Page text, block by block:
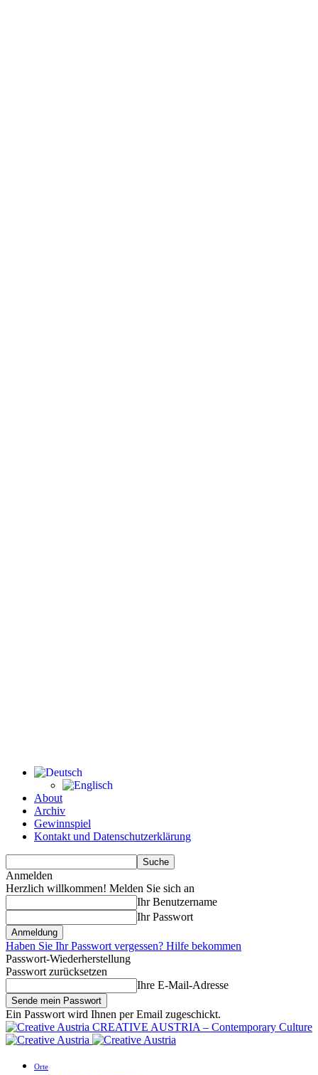
About
Archiv
Gewinnspiel
Kontakt und Datenschutzerklärung
Anmelden
Herzlich willkommen! Melden Sie sich an
Ihr Benutzername
Ihr Passwort
Haben Sie Ihr Passwort vergessen? Hilfe bekommen
Passwort-Wiederherstellung
Passwort zurücksetzen
Ihre E-Mail-Adresse
Ein Passwort wird Ihnen per Email zugeschickt.
CREATIVE AUSTRIA – Contemporary Culture
Orte